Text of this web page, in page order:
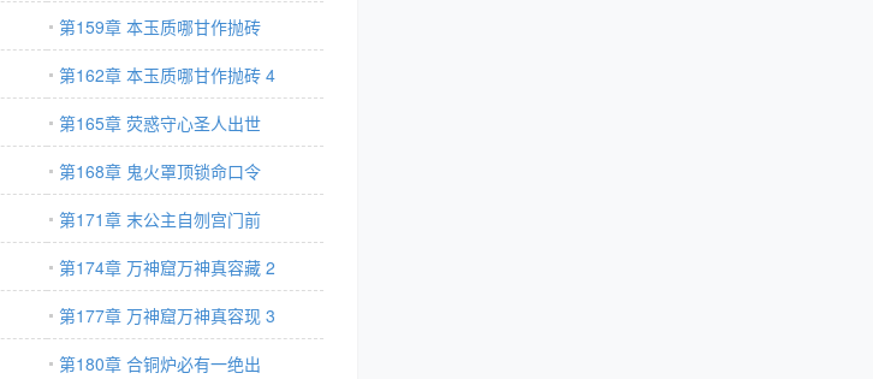
第159章 本玉质哪甘作抛砖
第162章 本玉质哪甘作抛砖 4
第165章 荧惑守心圣人出世
第168章 鬼火罩顶锁命口令
第171章 末公主自刎宫门前
第174章 万神窟万神真容藏 2
第177章 万神窟万神真容现 3
第180章 合铜炉必有一绝出